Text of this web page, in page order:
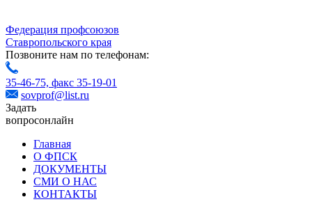
Федерация профсоюзов
Ставропольского края
Позвоните нам по телефонам:
35-46-75, факс 35-19-01
sovprof@list.ru
Задать
вопросонлайн
Главная
О ФПСК
ДОКУМЕНТЫ
СМИ О НАС
КОНТАКТЫ